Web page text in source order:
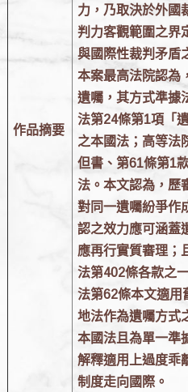
作品摘要
力，乃取決於外國
判力客觀範圍之界
與國際性裁判矛盾
本案最高法院認為
遺囑，其方式準據
法第24條第1項「
之本國法；高等法
但書、第61條第1
法。本文認為，歷
對同一遺囑紛爭作
認之效力應可涵蓋
應再行實質審理；
法第402條各款之
法第62條本文適用
地法作為遺囑方式
本國法且為單一準
解釋適用上過度乖
制度走向國際。